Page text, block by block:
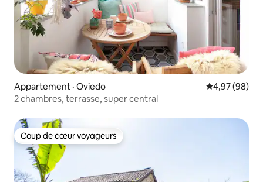
Appartement · Oviedo Note
4,97 (98)
2 chambres, terrasse, super central
Coup de cœur voyageurs
Coup de cœur voyageurs